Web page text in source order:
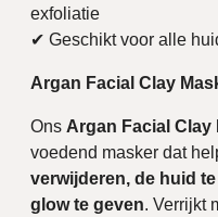
exfoliatie
✔ Geschikt voor alle
Argan Facial Clay
Ons Argan Facial Clay
voedend masker dat
verwijderen, de huid
glow te geven. Verrijkt